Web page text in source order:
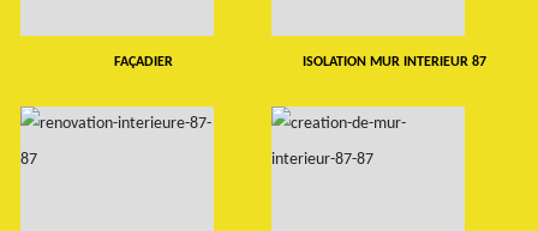
FAÇADIER ISOLATION MUR INTERIEUR 87